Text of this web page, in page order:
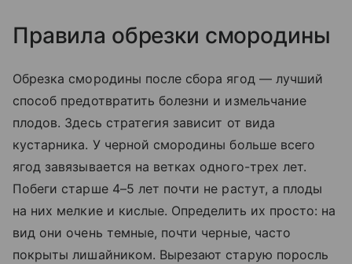
Правила обрезки смородины
Обрезка смородины после сбора ягод — лучший
способ предотвратить болезни и измельчание
плодов. Здесь стратегия зависит от вида
кустарника. У черной смородины больше всего
ягод завязывается на ветках одного-трех лет.
Побеги старше 4–5 лет почти не растут, а плоды
на них мелкие и кислые. Определить их просто: на
вид они очень темные, почти черные, часто
покрыты лишайником. Вырезают старую поросль